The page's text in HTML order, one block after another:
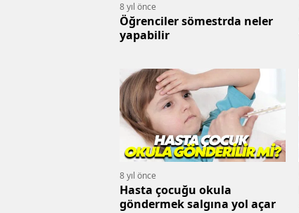
8 yıl önce
Öğrenciler sömestrda neler
yapabilir
8 yıl önce
Hasta çocuğu okula
göndermek salgına yol açar